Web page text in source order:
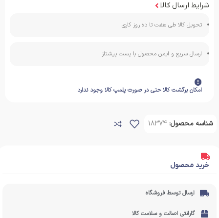
شرایط ارسال کالا
تحویل کالا طی هفت تا ده روز کاری
ارسال سریع و ایمن محصول با پست پیشتاز
امکان برگشت کالا حتی در صورت پلمپ کالا وجود ندارد
شناسه محصول: 18374
خرید محصول
ارسال توسط فروشگاه
گارانتی اصالت و سلامت کالا